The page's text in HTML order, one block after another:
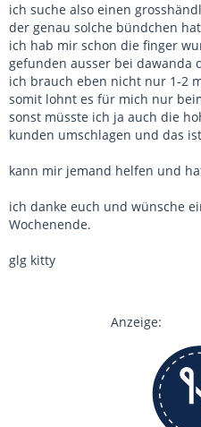
ich suche also einen
der genau solche bündchen
ich hab mir schon die finger
gefunden ausser bei dawanda
ich brauch eben nicht nur 1-2
somit lohnt es für mich nur
sonst müsste ich ja auch die
kunden umschlagen und das
kann mir jemand helfen und
ich danke euch und wünsche
Wochenende.
glg kitty
Anzeige: